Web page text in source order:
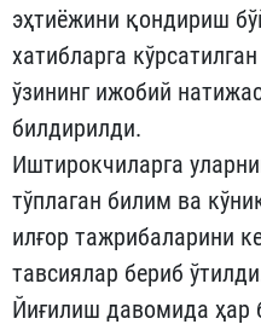
эҳтиёжини қондириш
хатибларга
ўзининг ижобий
билдирилди.
Иштирокчиларга
тўплаган билим ва
илғор тажрибаларини
тавсиялар бериб
Йиғилиш давомида ҳар